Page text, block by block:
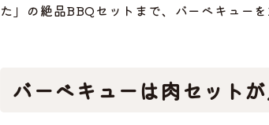
た」の絶品BBQセットまで、バーベキュー
バーベキューは肉セット